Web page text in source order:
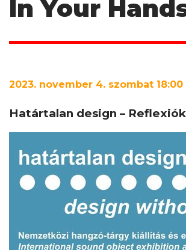
In Your
2023. november 4. szombat 18:00
Határtalan design –